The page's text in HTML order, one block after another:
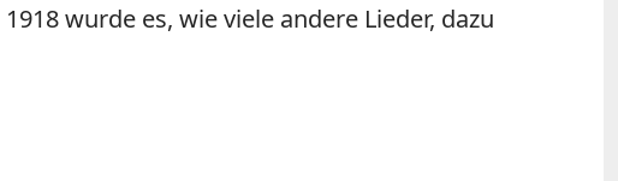
wurde es, wie viele andere Lieder, dazu